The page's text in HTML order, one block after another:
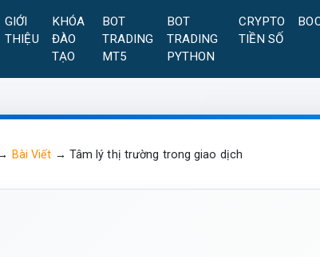
GIỚI
THIỆU
KHÓA
ĐÀO
TẠO
BOT
TRADING
MT5
BOT
TRADING
PYTHON
CRYPTO
TIỀN SỐ
Bài Viết → Tâm lý thị trường trong giao dịch